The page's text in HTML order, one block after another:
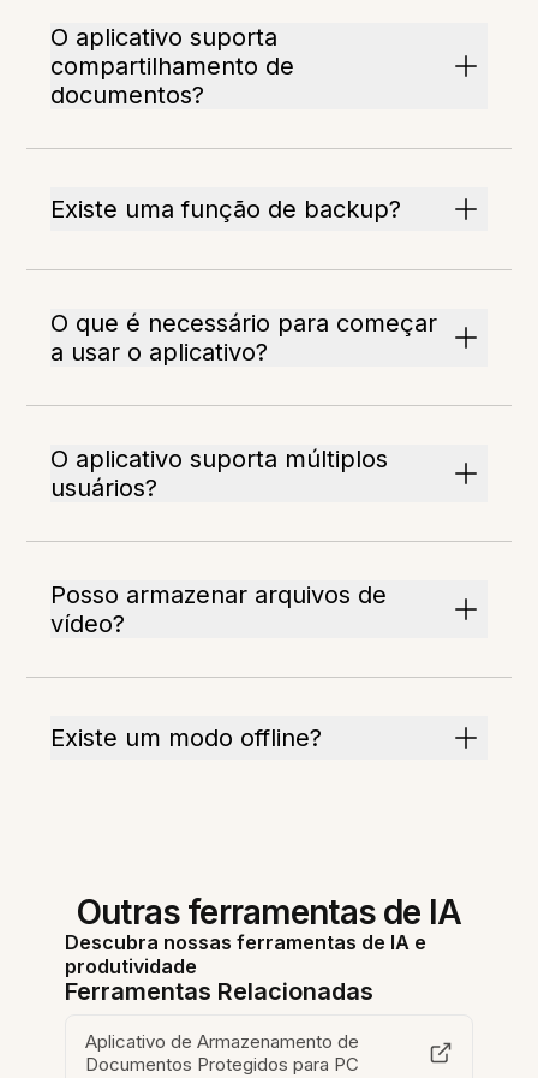
O aplicativo suporta
compartilhamento de
documentos?
Existe uma função de backup?
O que é necessário para começar
a usar o aplicativo?
O aplicativo suporta múltiplos
usuários?
Posso armazenar arquivos de
vídeo?
Existe um modo offline?
Outras ferramentas de IA
Descubra nossas ferramentas de IA e
produtividade
Ferramentas Relacionadas
Aplicativo de Armazenamento de
Documentos Protegidos para PC